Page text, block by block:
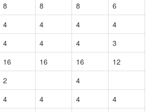
8 8 8 6
4 4 4 4
4 4 4 3
16 16 16 12
2 4
4 4 4 4